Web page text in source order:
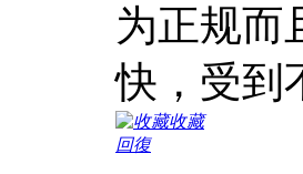
为正规而
快，受到
收藏
回復